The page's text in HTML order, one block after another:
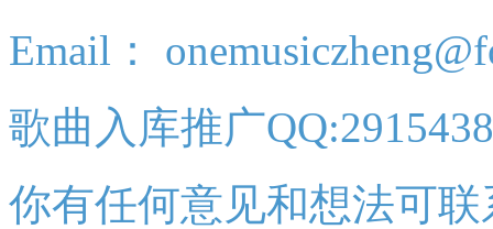
Email：
歌曲入库推广
你有任何意见和想法可